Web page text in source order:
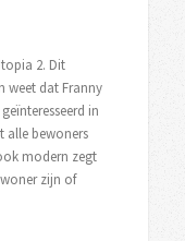
2. Dit
weet dat Franny
in
alle bewoners
modern zegt
zijn of